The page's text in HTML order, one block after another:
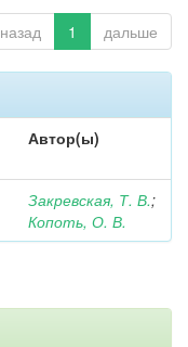
назад 1 дальше
Автор(ы)
Закревская, Т. В.;
Копоть, О. В.